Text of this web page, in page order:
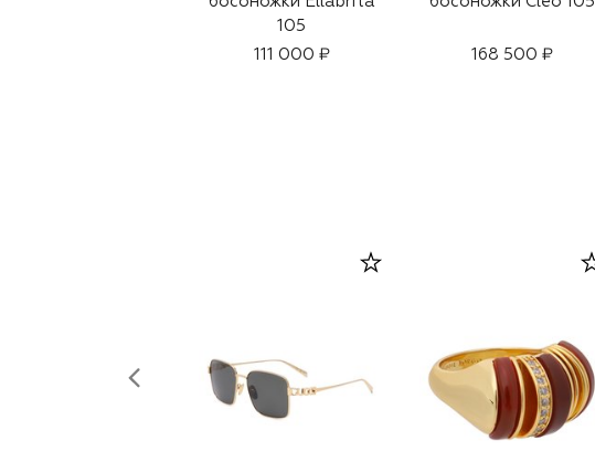
105
111 000 ₽
168 500 ₽